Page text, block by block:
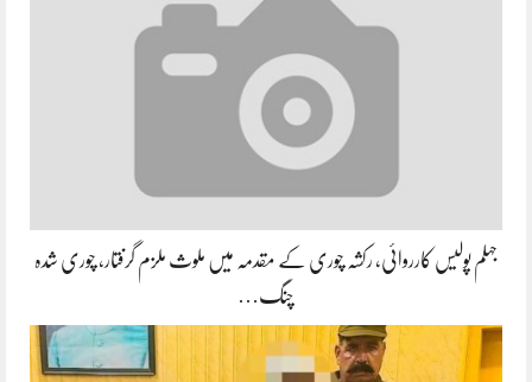
جہلم پولیس کارروائی، رکشہ چوری کے مقدمہ میں ملوث ملزم گرفتار، چوری شدہ
چنگ…